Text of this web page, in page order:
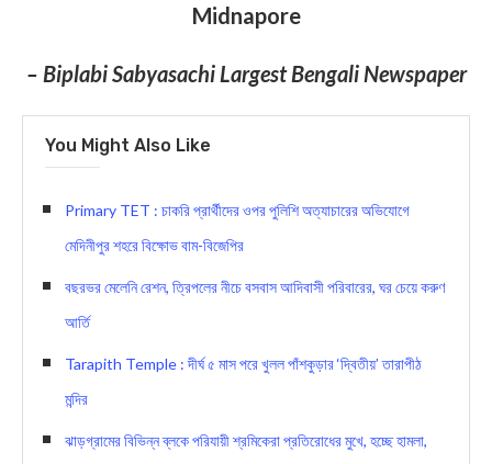
Midnapore
– Biplabi Sabyasachi Largest Bengali Newspaper
You Might Also Like
Primary TET : চাকরি প্রার্থীদের ওপর পুলিশি অত্যাচারের অভিযোগে
মেদিনীপুর শহরে বিক্ষোভ বাম-বিজেপির
বছরভর মেলেনি রেশন, ত্রিপলের নীচে বসবাস আদিবাসী পরিবারের, ঘর চেয়ে করুণ
আর্তি
Tarapith Temple : দীর্ঘ ৫ মাস পরে খুলল পাঁশকুড়ার ‘দ্বিতীয়’ তারাপীঠ
মন্দির
ঝাড়গ্রামের বিভিন্ন ব্লকে পরিযায়ী শ্রমিকেরা প্রতিরোধের মুখে, হচ্ছে হামলা,